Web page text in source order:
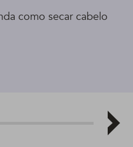
como secar cabelo